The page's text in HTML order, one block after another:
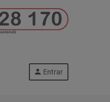
person Entrar